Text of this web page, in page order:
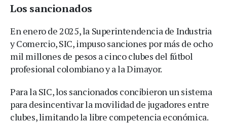
Los sancionados
En enero de 2025, la Superintendencia de Industria
y Comercio, SIC, impuso sanciones por más de ocho
mil millones de pesos a cinco clubes del fútbol
profesional colombiano y a la Dimayor.
Para la SIC, los sancionados concibieron un sistema
para desincentivar la movilidad de jugadores entre
clubes, limitando la libre competencia económica.